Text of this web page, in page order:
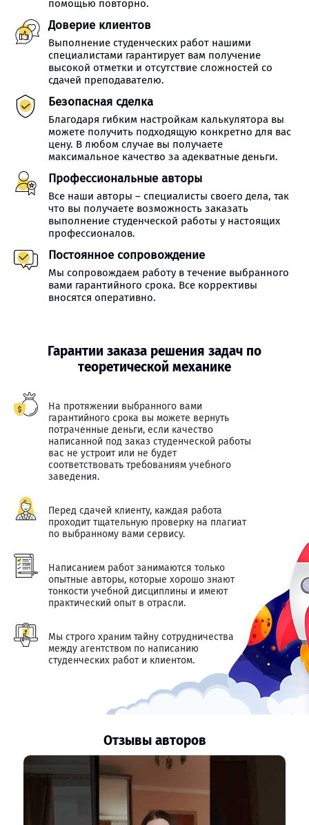
помощью повторно.
Доверие клиентов
Выполнение студенческих работ нашими
специалистами гарантирует вам получение
высокой отметки и отсутствие сложностей со
сдачей преподавателю.
Безопасная сделка
Благодаря гибким настройкам калькулятора вы
можете получить подходящую конкретно для вас
цену. В любом случае вы получаете
максимальное качество за адекватные деньги.
Профессиональные авторы
Все наши авторы – специалисты своего дела, так
что вы получаете возможность заказать
выполнение студенческой работы у настоящих
профессионалов.
Постоянное сопровождение
Мы сопровождаем работу в течение выбранного
вами гарантийного срока. Все коррективы
вносятся оперативно.
Гарантии заказа решения задач по
теоретической механике
На протяжении выбранного вами
гарантийного срока вы можете вернуть
потраченные деньги, если качество
написанной под заказ студенческой работы
вас не устроит или не будет
соответствовать требованиям учебного
заведения.
Перед сдачей клиенту, каждая работа
проходит тщательную проверку на плагиат
по выбранному вами сервису.
Написанием работ занимаются только
опытные авторы, которые хорошо знают
тонкости учебной дисциплины и имеют
практический опыт в отрасли.
Мы строго храним тайну сотрудничества
между агентством по написанию
студенческих работ и клиентом.
Отзывы авторов